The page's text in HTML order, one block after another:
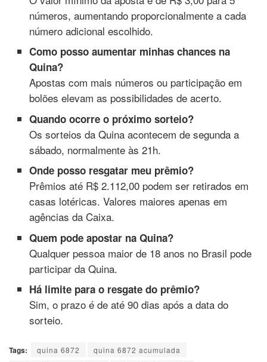
números, aumentando proporcionalmente a cada
número adicional escolhido.
Como posso aumentar minhas chances na
Quina?
Apostas com mais números ou participação em
bolões elevam as possibilidades de acerto.
Quando ocorre o próximo sorteio?
Os sorteios da Quina acontecem de segunda a
sábado, normalmente às 21h.
Onde posso resgatar meu prêmio?
Prêmios até R$ 2.112,00 podem ser retirados em
casas lotéricas. Valores maiores apenas em
agências da Caixa.
Quem pode apostar na Quina?
Qualquer pessoa maior de 18 anos no Brasil pode
participar da Quina.
Há limite para o resgate do prêmio?
Sim, o prazo é de até 90 dias após a data do
sorteio.
Tags: quina 6872
quina 6872 acumulada